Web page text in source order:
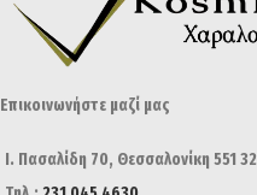
Επικοινωνήστε μαζί μας
Ι. Πασαλίδη 70, Θεσσαλονίκη 551 32